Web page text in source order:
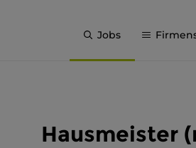
Jobs
Hausmeister